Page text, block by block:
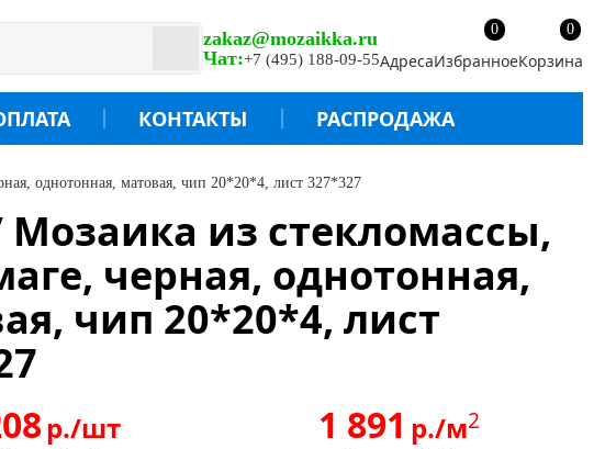
zakaz@mozaikka.ru
Чат:+7 (495) 188-09-55Адреса
0
ИзбранноеКорзина
0
КОНТАКТЫ РАСПРОДАЖА
однотонная, матовая, чип 20*20*4, лист 327*327
Мозаика из стекломассы,
черная, однотонная,
чип 20*20*4, лист
р./шт 1 891 р./м2